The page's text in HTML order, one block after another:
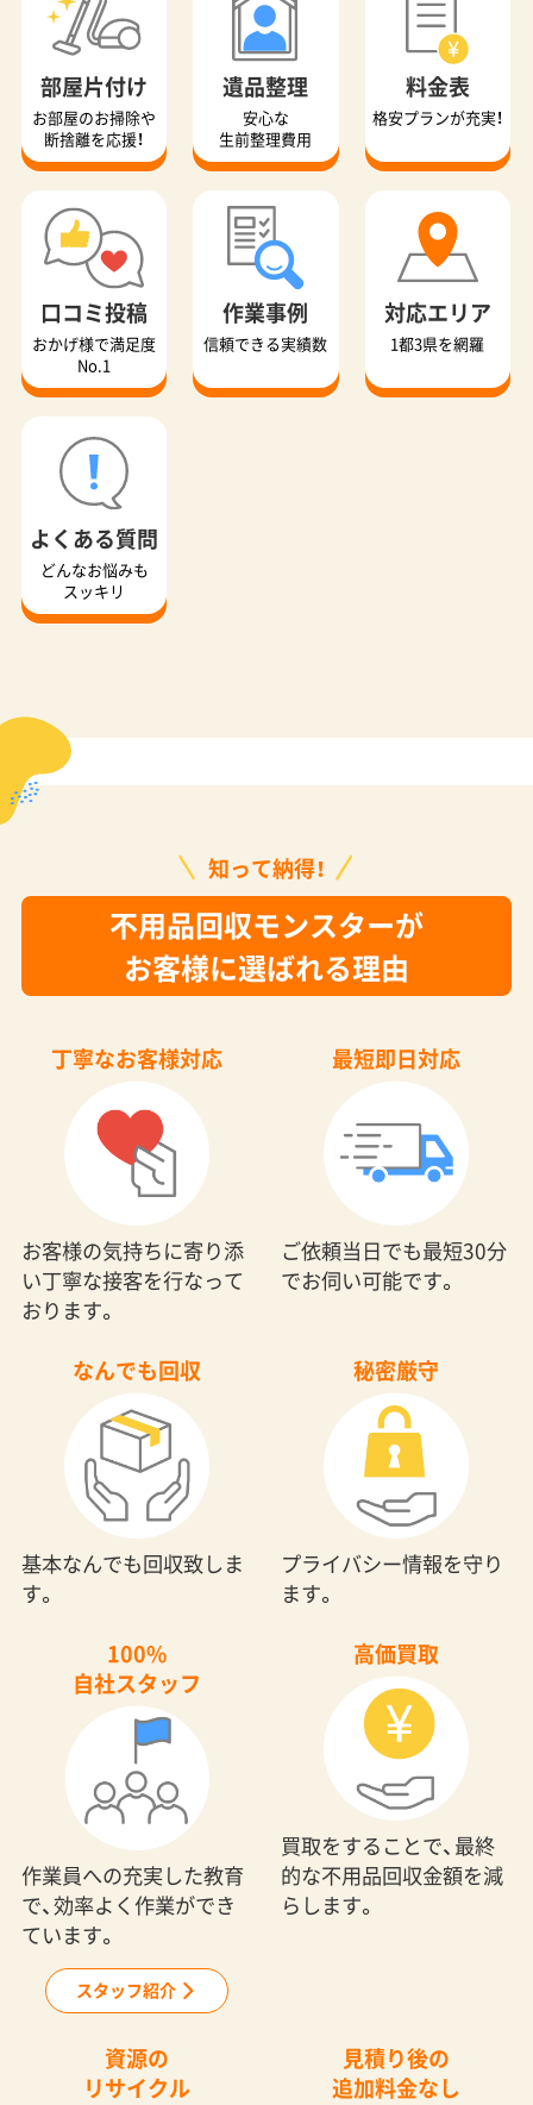
部屋片付け
お部屋のお掃除や
断捨離を応援！
遺品整理
安心な
生前整理費用
料金表
格安プランが充実！
口コミ投稿
おかげ様で満足度
No.1
作業事例
信頼できる実績数
対応エリア
1都3県を網羅
よくある質問
どんなお悩みも
スッキリ
知って納得！
不用品回収モンスターが
お客様に選ばれる理由
丁寧なお客様対応
お客様の気持ちに寄り添
い丁寧な接客を行なって
おります。
最短即日対応
ご依頼当日でも最短30分
でお伺い可能です。
なんでも回収
基本なんでも回収致しま
す。
秘密厳守
プライバシー情報を守り
ます。
100%
自社スタッフ
作業員への充実した教育
で、効率よく作業ができ
ています。
スタッフ紹介
高価買取
買取をすることで、最終
的な不用品回収金額を減
らします。
資源の
リサイクル
見積り後の
追加料金なし